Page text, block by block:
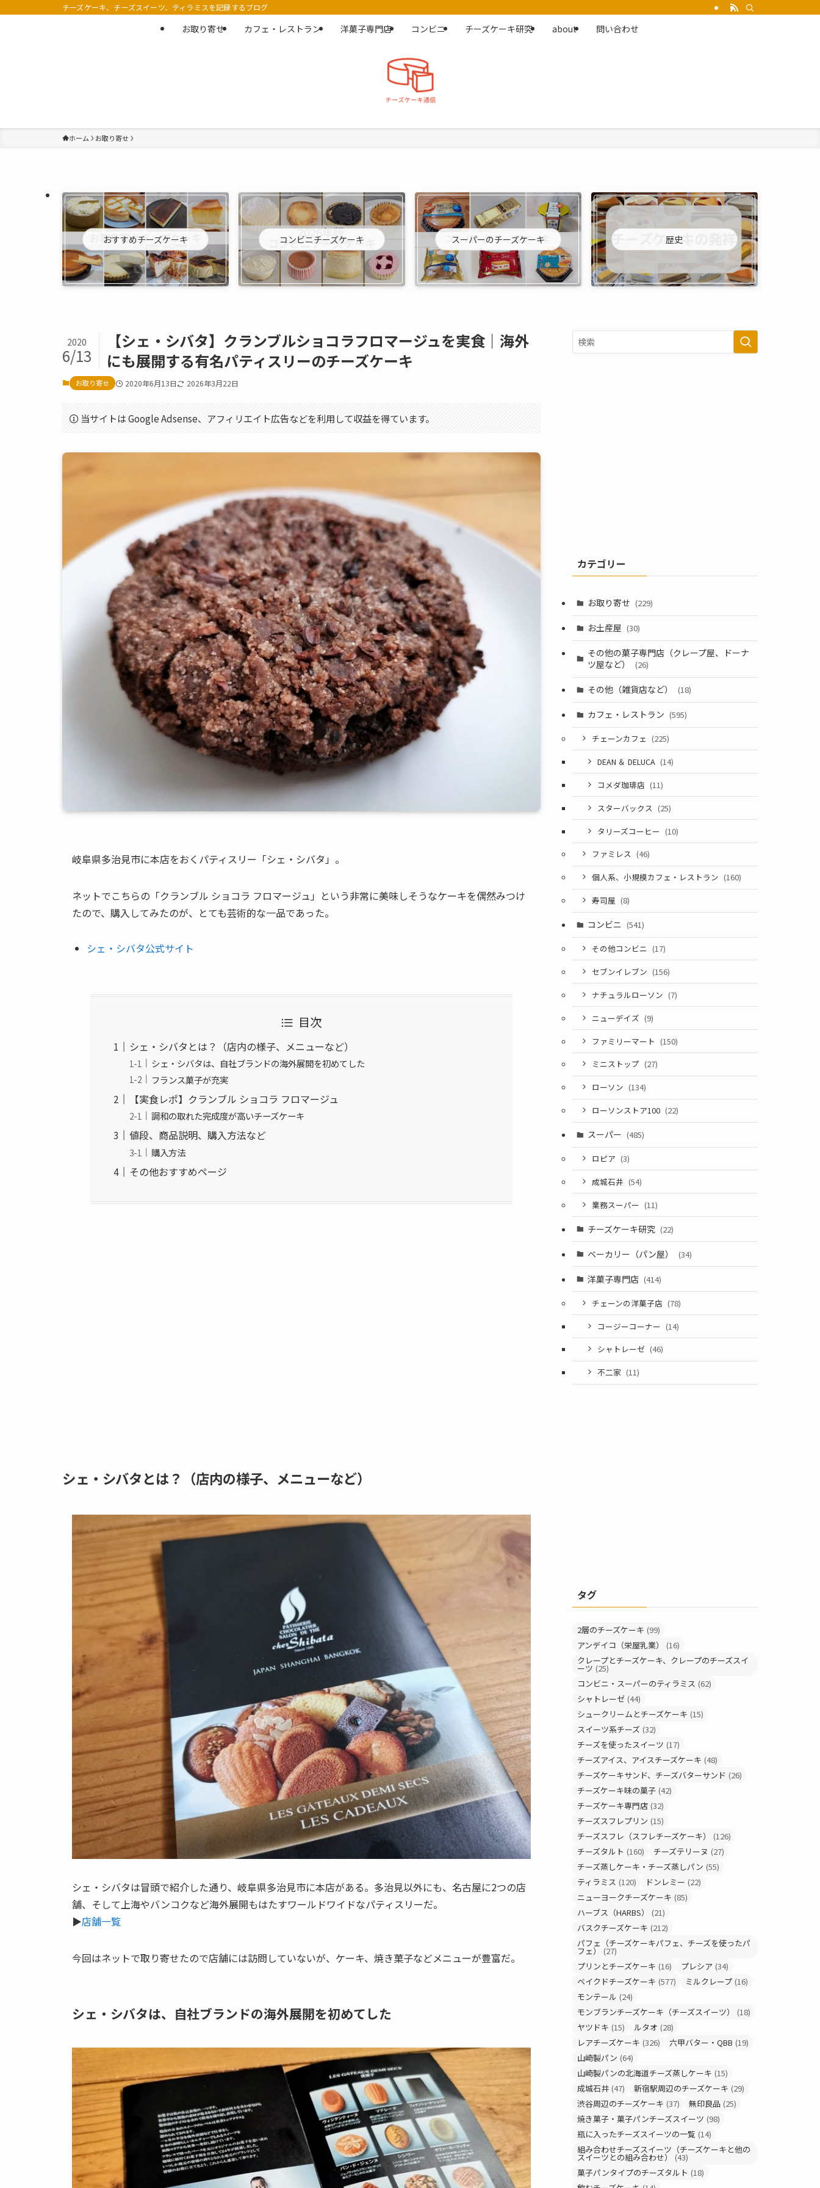
チーズケーキ、チーズスイーツ、ティラミスを記録するブログ
お取り寄せ カフェ・レストラン 洋菓子専門店 コンビニ チーズケーキ研究 about 問い合わせ
ホーム お取り寄せ
おすすめチーズケーキ コンビニチーズケーキ スーパーのチーズケーキ 歴史
【シェ・シバタ】クランブルショコラフロマージュを実食｜海外
にも展開する有名パティスリーのチーズケーキ
2020
6/13
お取り寄せ 2020年6月13日 2026年3月22日
当サイトは Google Adsense、アフィリエイト広告などを利用して収益を得ています。
岐阜県多治見市に本店をおくパティスリー「シェ・シバタ」。
ネットでこちらの「クランブル ショコラ フロマージュ」という非常に美味しそうなケーキを偶然みつけ
たので、購入してみたのが、とても芸術的な一品であった。
シェ・シバタ公式サイト
目次
シェ・シバタとは？（店内の様子、メニューなど）
シェ・シバタは、自社ブランドの海外展開を初めてした
フランス菓子が充実
【実食レポ】クランブル ショコラ フロマージュ
調和の取れた完成度が高いチーズケーキ
値段、商品説明、購入方法など
購入方法
その他おすすめページ
シェ・シバタとは？（店内の様子、メニューなど）
シェ・シバタは冒頭で紹介した通り、岐阜県多治見市に本店がある。多治見以外にも、名古屋に2つの店
舗、そして上海やバンコクなど海外展開もはたすワールドワイドなパティスリーだ。
▶店舗一覧
今回はネットで取り寄せたので店舗には訪問していないが、ケーキ、焼き菓子などメニューが豊富だ。
シェ・シバタは、自社ブランドの海外展開を初めてした
カテゴリー
お取り寄せ (229)
お土産屋 (30)
その他の菓子専門店（クレープ屋、ドーナ
ツ屋など）
(26)
その他（雑貨店など） (18)
カフェ・レストラン (595)
チェーンカフェ (225)
DEAN ＆ DELUCA (14)
コメダ珈琲店 (11)
スターバックス (25)
タリーズコーヒー (10)
ファミレス (46)
個人系、小規模カフェ・レストラン (160)
寿司屋 (8)
コンビニ (541)
その他コンビニ (17)
セブンイレブン (156)
ナチュラルローソン (7)
ニューデイズ (9)
ファミリーマート (150)
ミニストップ (27)
ローソン (134)
ローソンストア100 (22)
スーパー (485)
ロピア (3)
成城石井 (54)
業務スーパー (11)
チーズケーキ研究 (22)
ベーカリー（パン屋） (34)
洋菓子専門店 (414)
チェーンの洋菓子店 (78)
コージーコーナー (14)
シャトレーゼ (46)
不二家 (11)
タグ
2層のチーズケーキ (99)
アンデイコ（栄屋乳業）
(16)
クレープとチーズケーキ、クレープのチーズスイ
ーツ (25)
コンビニ・スーパーのティラミス (62)
シャトレーゼ (44)
シュークリームとチーズケーキ (15)
スイーツ系チーズ (32)
チーズを使ったスイーツ (17)
チーズアイス、アイスチーズケーキ (48)
チーズケーキサンド、チーズバターサンド (26)
チーズケーキ味の菓子 (42)
チーズケーキ専門店 (32)
チーズスフレプリン (15)
チーズスフレ（スフレチーズケーキ）
(126)
チーズタルト (160) チーズテリーヌ (27)
チーズ蒸しケーキ・チーズ蒸しパン (55)
ティラミス (120) ドンレミー (22)
ニューヨークチーズケーキ (85)
ハーブス（HARBS）
(21)
バスクチーズケーキ (212)
パフェ（チーズケーキパフェ、チーズを使ったパ
フェ） (27)
プリンとチーズケーキ (16) プレシア (34)
ベイクドチーズケーキ (577) ミルクレープ (16)
モンテール (24)
モンブランチーズケーキ（チーズスイーツ）
(18)
ヤツドキ (15) ルタオ (28)
レアチーズケーキ (326) 六甲バター・QBB (19)
山崎製パン (64)
山崎製パンの北海道チーズ蒸しケーキ (15)
成城石井 (47) 新宿駅周辺のチーズケーキ (29)
渋谷周辺のチーズケーキ (37) 無印良品 (25)
焼き菓子・菓子パンチーズスイーツ (98)
瓶に入ったチーズスイーツの一覧 (14)
組み合わせチーズスイーツ（チーズケーキと他の
スイーツとの組み合わせ）
(43)
菓子パンタイプのチーズタルト (18)